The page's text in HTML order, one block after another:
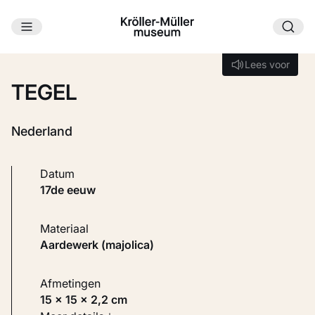
Ga naar hoofdinhoud
Lees voor
Lees voor
TEGEL
Nederland
Datum
17de eeuw
Materiaal
Aardewerk (majolica)
Afmetingen
15 × 15 × 2,2 cm